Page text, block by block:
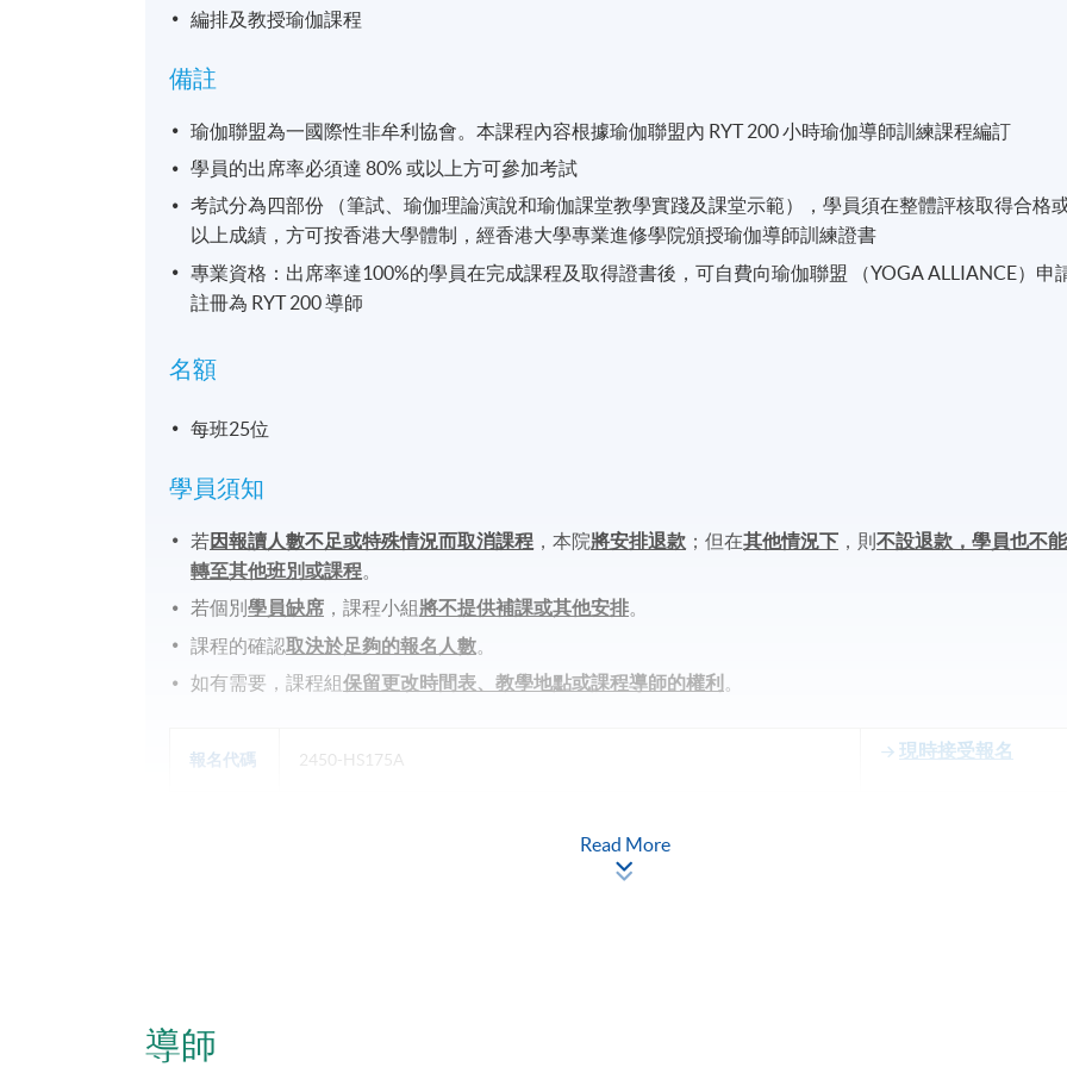
編排及教授瑜伽課程
備註
瑜伽聯盟為一國際性非牟利協會。本課程內容根據瑜伽聯盟內 RYT 200 小時瑜伽導師訓練課程編訂
學員的出席率必須達 80% 或以上方可參加考試
考試分為四部份 （筆試、瑜伽理論演說和瑜伽課堂教學實踐及課堂示範），學員須在整體評核取得合格
以上成績，方可按香港大學體制，經香港大學專業進修學院頒授瑜伽導師訓練證書
專業資格：出席率達100%的學員在完成課程及取得證書後，可自費向瑜伽聯盟 （YOGA ALLIANCE）申
註冊為 RYT 200 導師
名額
每班25位
學員須知
若因報讀人數不足或特殊情況而取消課程 ，本院將安排退款 ；但在其他情況下 ，則不設退款，學員也不能
轉至其他班別或課程。
若個別學員缺席 ，課程小組將不提供補課或其他安排。
課程的確認取決於足夠的報名人數。
如有需要，課程組保留更改時間表、教學地點或課程導師的權利 。
報名代碼 2450-HS175A 現時接受報名
*Subject to be confirmed
Read More
導師